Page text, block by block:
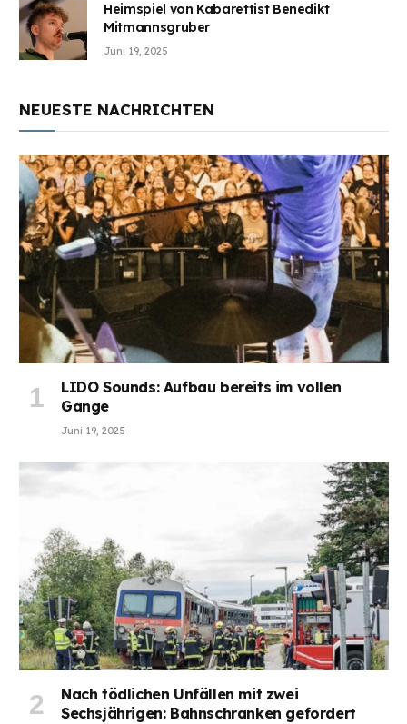
Heimspiel von Kabarettist Benedikt
Mitmannsgruber
Juni 19, 2025
NEUESTE NACHRICHTEN
LIDO Sounds: Aufbau bereits im vollen
Gange
Juni 19, 2025
Nach tödlichen Unfällen mit zwei
Sechsjährigen: Bahnschranken gefordert